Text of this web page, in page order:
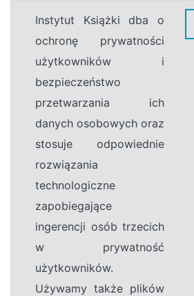
Instytut Książki dba o
ochronę prywatności
użytkowników i
bezpieczeństwo
przetwarzania ich
danych osobowych oraz
stosuje odpowiednie
rozwiązania
technologiczne
zapobiegające
ingerencji osób trzecich
w prywatność
użytkowników.
Używamy także plików